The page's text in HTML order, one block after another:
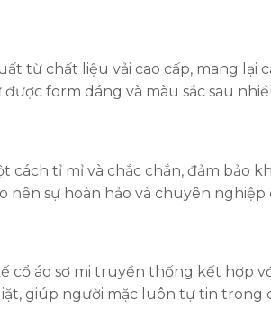
từ chất liệu vải cao cấp, mang lại
form dáng và màu sắc sau
tỉ mỉ và chắc chắn, đảm bảo
nên sự hoàn hảo và chuyên
cổ áo sơ mi truyền thống kết hợp
giúp người mặc luôn tự tin trong